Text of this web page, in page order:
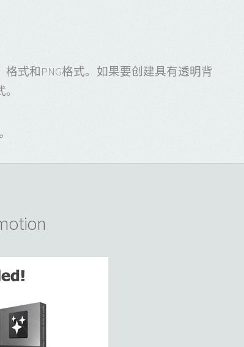
式和PNG格式。如果要创建具有透明背